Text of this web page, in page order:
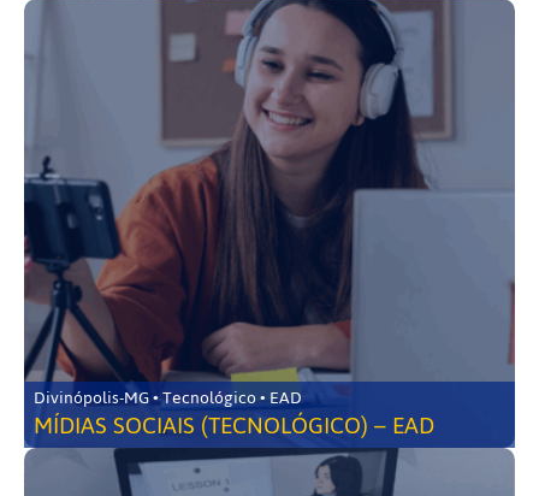
Divinópolis-MG • Tecnológico • EAD
MÍDIAS SOCIAIS (TECNOLÓGICO) – EAD